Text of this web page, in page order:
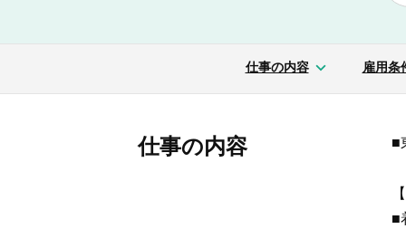
仕事の内容 雇用条
仕事の内容 ■
■